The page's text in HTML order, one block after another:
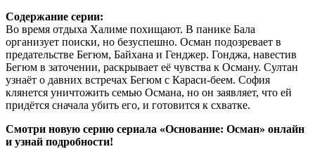
Содержание серии:
Во время отдыха Халиме похищают. В панике Бала
организует поиски, но безуспешно. Осман подозревает в
предательстве Бегюм, Байхана и Генджер. Гонджа, навестив
Бегюм в заточении, раскрывает её чувства к Осману. Султан
узнаёт о давних встречах Бегюм с Караси-беем. София
клянется уничтожить семью Османа, но он заявляет, что ей
придётся сначала убить его, и готовится к схватке.
Смотри новую серию сериала «Основание: Осман» онлайн
и узнай подробности!